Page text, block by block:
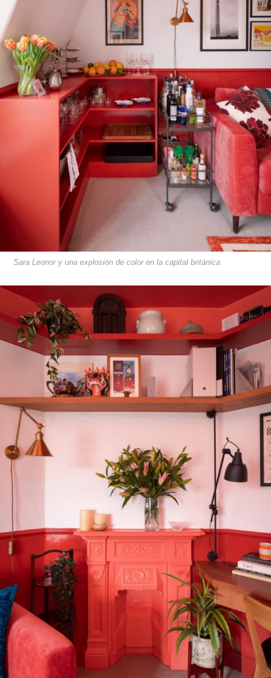
Sara Leonor y una explosión de color en la capital británica